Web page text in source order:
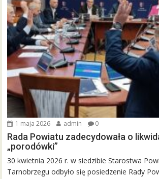
1 maja 2026 admin 0
Rada Powiatu zadecydowała o
„porodówki”
30 kwietnia 2026 r. w siedzibie Starostwa
Tarnobrzegu odbyło się posiedzenie Rady